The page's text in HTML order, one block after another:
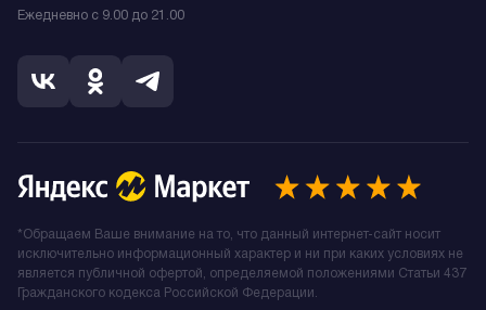
Ежедневно с 9.00 до 21.00
*Обращаем Ваше внимание на то, что данный интернет-сайт носит
исключительно информационный характер и ни при каких условиях не
является публичной офертой, определяемой положениями Статьи 437
Гражданского кодекса Российской Федерации.